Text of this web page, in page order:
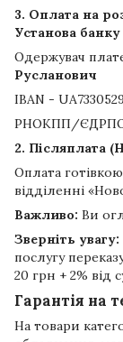
3. Оплата на
Установа
Одержувач
Русланович
IBAN -
РНОКПП/
2. Післяплата
Оплата
відділенні
Важливо: Ви
Зверніть увагу:
послугу
20 грн + 2% від
Гарантія на
На товари